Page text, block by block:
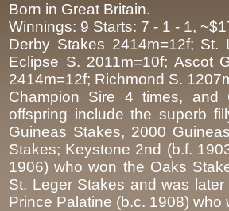
Born in Great Britain.
Winnings: 9 Starts: 7 - 1 - 1,
Derby Stakes 2414m=12f;
Eclipse S. 2011m=10f; Ascot
2414m=12f; Richmond S.
Champion Sire 4 times, and
offspring include the superb
Guineas Stakes, 2000
Stakes; Keystone 2nd (b.f.
1906) who won the Oaks
St. Leger Stakes and was
Prince Palatine (b.c. 1908)